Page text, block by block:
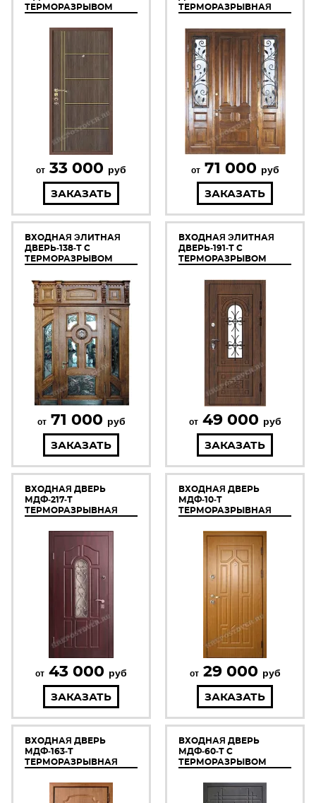
ТЕРМОРАЗРЫВОМ
от 33 000 руб
ЗАКАЗАТЬ
ТЕРМОРАЗРЫВНАЯ
от 71 000 руб
ЗАКАЗАТЬ
ВХОДНАЯ ЭЛИТНАЯ
ДВЕРЬ-138-Т С
ТЕРМОРАЗРЫВОМ
от 71 000 руб
ЗАКАЗАТЬ
ВХОДНАЯ ЭЛИТНАЯ
ДВЕРЬ-191-Т С
ТЕРМОРАЗРЫВОМ
от 49 000 руб
ЗАКАЗАТЬ
ВХОДНАЯ ДВЕРЬ
МДФ-217-Т
ТЕРМОРАЗРЫВНАЯ
от 43 000 руб
ЗАКАЗАТЬ
ВХОДНАЯ ДВЕРЬ
МДФ-10-Т
ТЕРМОРАЗРЫВНАЯ
от 29 000 руб
ЗАКАЗАТЬ
ВХОДНАЯ ДВЕРЬ
МДФ-163-Т
ТЕРМОРАЗРЫВНАЯ
ВХОДНАЯ ДВЕРЬ
МДФ-60-Т С
ТЕРМОРАЗРЫВОМ